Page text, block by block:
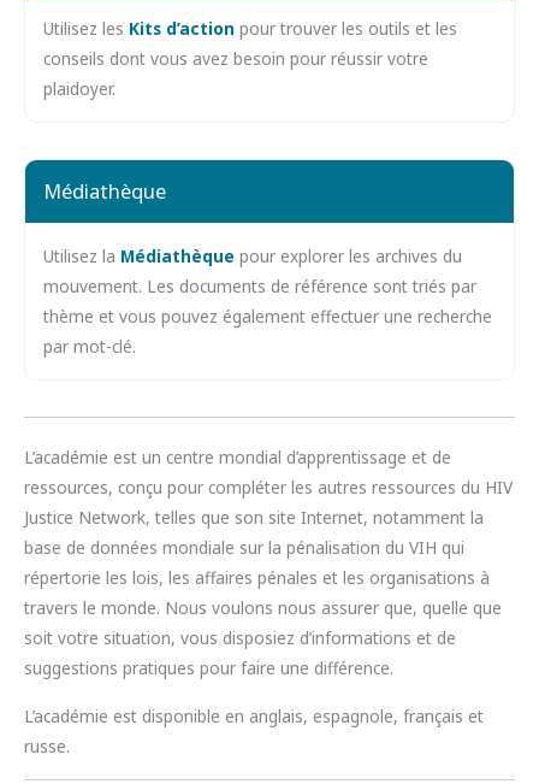
Utilisez les Kits d’action pour trouver les outils et les
conseils dont vous avez besoin pour réussir votre
plaidoyer.
Médiathèque
Utilisez la Médiathèque pour explorer les archives du
mouvement. Les documents de référence sont triés par
thème et vous pouvez également effectuer une recherche
par mot-clé.
L’académie est un centre mondial d’apprentissage et de
ressources, conçu pour compléter les autres ressources du HIV
Justice Network, telles que son site Internet, notamment la
base de données mondiale sur la pénalisation du VIH qui
répertorie les lois, les affaires pénales et les organisations à
travers le monde. Nous voulons nous assurer que, quelle que
soit votre situation, vous disposiez d’informations et de
suggestions pratiques pour faire une différence.
L’académie est disponible en anglais, espagnole, français et
russe.